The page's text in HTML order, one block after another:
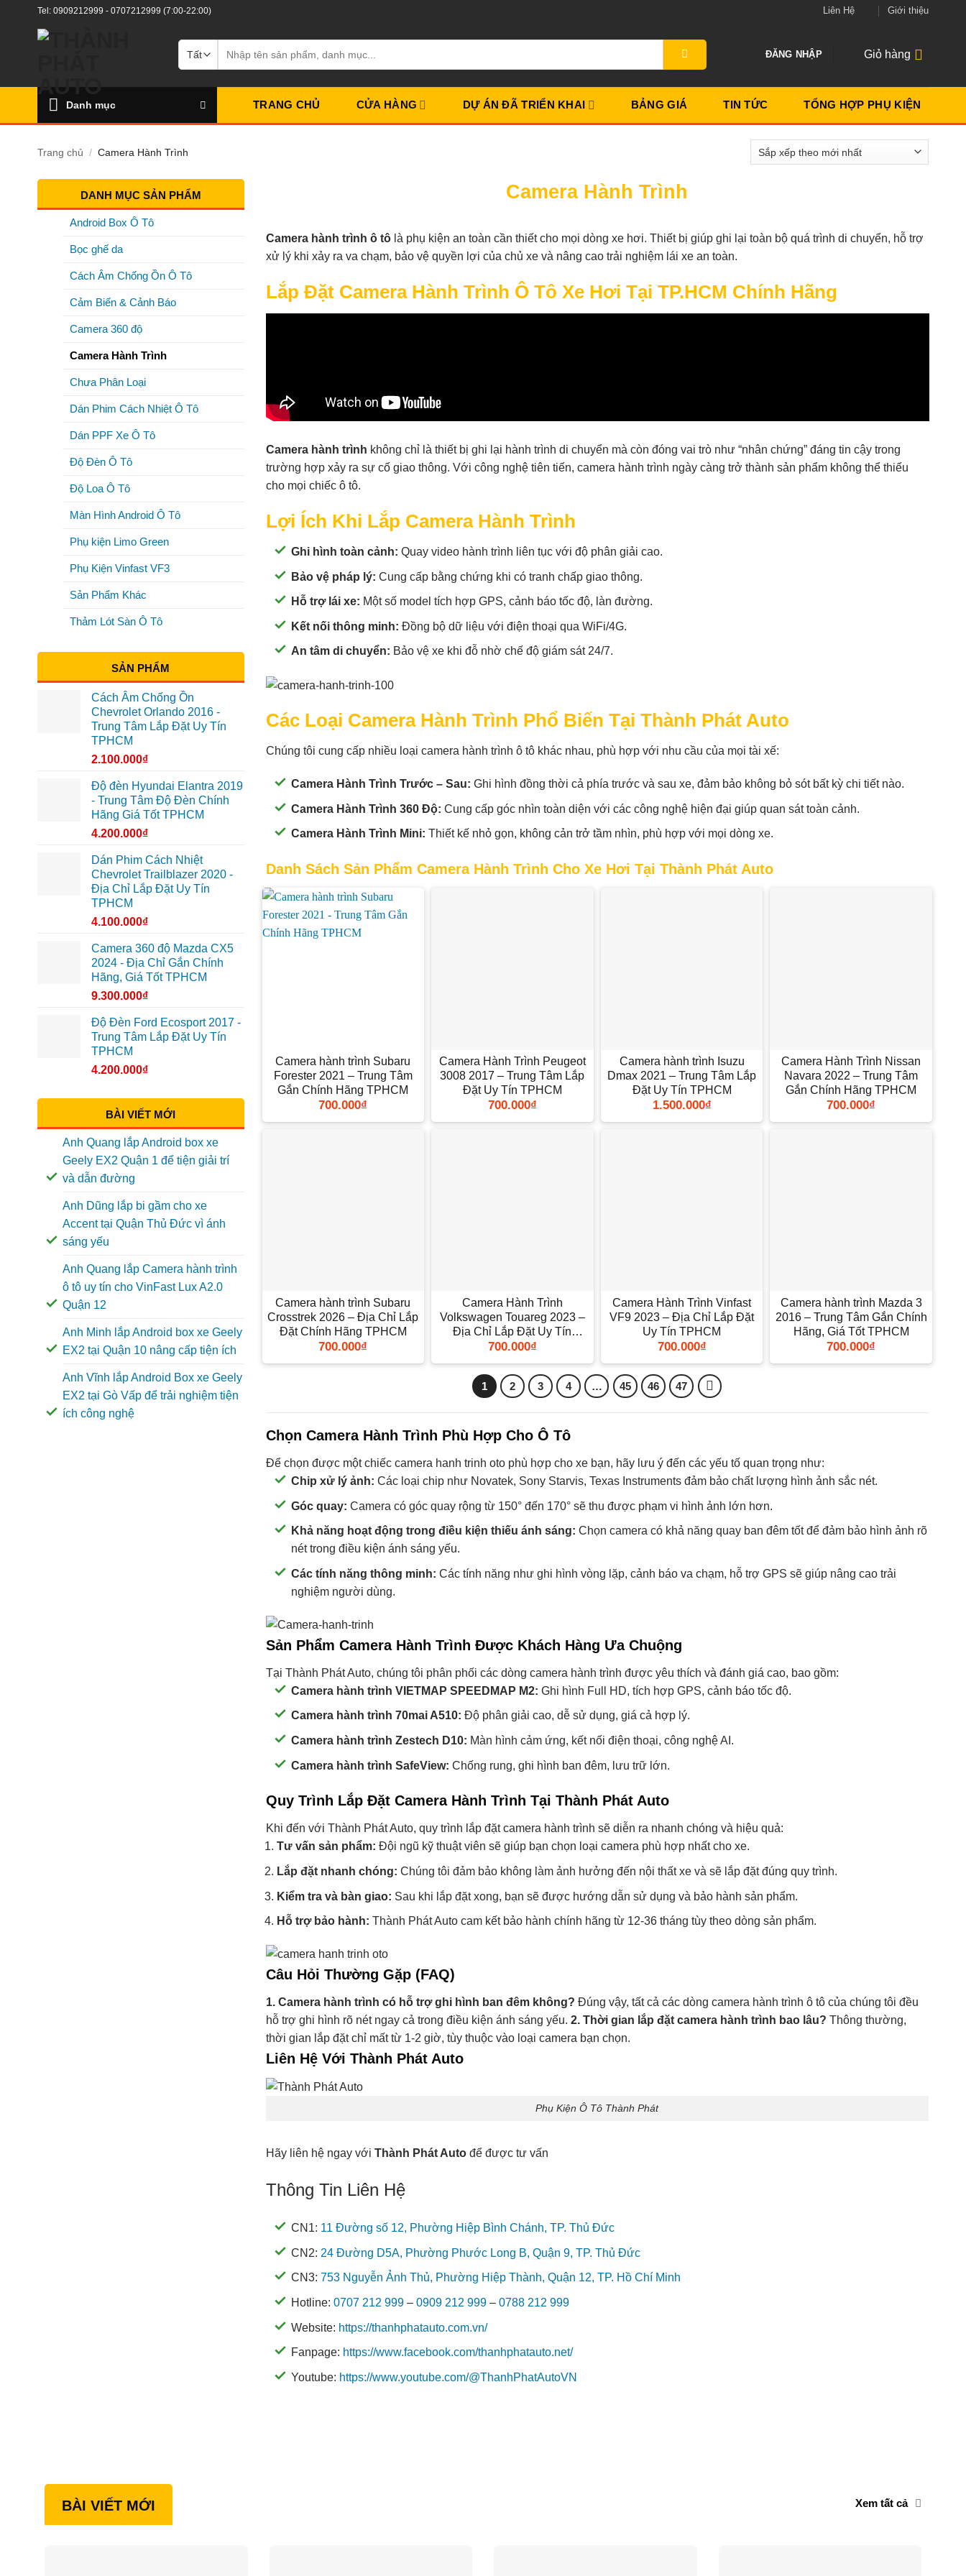
Tel: 0909212999 - 0707212999 (7:00-22:00) Liên Hệ Giới thiệu
kiếm:
ĐĂNG NHẬP Giỏ hàng
Danh mục TRANG CHỦ CỬA HÀNG DỰ ÁN ĐÃ TRIỂN KHAI BẢNG GIÁ TIN TỨC TỔNG HỢP PHỤ KIỆN
Trang chủ / Camera Hành Trình
DANH MỤC SẢN PHẨM
Android Box Ô Tô
Bọc ghế da
Cách Âm Chống Ồn Ô Tô
Cảm Biến & Cảnh Báo
Camera 360 độ
Camera Hành Trình
Chưa Phân Loại
Dán Phim Cách Nhiệt Ô Tô
Dán PPF Xe Ô Tô
Độ Đèn Ô Tô
Độ Loa Ô Tô
Màn Hình Android Ô Tô
Phụ kiện Limo Green
Phụ Kiện Vinfast VF3
Sản Phẩm Khác
Thảm Lót Sàn Ô Tô
SẢN PHẨM
Cách Âm Chống Ồn
Chevrolet Orlando 2016 -
Trung Tâm Lắp Đặt Uy Tín
TPHCM
2.100.000₫
Độ đèn Hyundai Elantra 2019
- Trung Tâm Độ Đèn Chính
Hãng Giá Tốt TPHCM
4.200.000₫
Dán Phim Cách Nhiệt
Chevrolet Trailblazer 2020 -
Địa Chỉ Lắp Đặt Uy Tín
TPHCM
4.100.000₫
Camera 360 độ Mazda CX5
2024 - Địa Chỉ Gắn Chính
Hãng, Giá Tốt TPHCM
9.300.000₫
Độ Đèn Ford Ecosport 2017 -
Trung Tâm Lắp Đặt Uy Tín
TPHCM
4.200.000₫
BÀI VIẾT MỚI
Anh Quang lắp Android box xe
Geely EX2 Quận 1 để tiện giải trí
và dẫn đường
Anh Dũng lắp bi gầm cho xe
Accent tại Quận Thủ Đức vì ánh
sáng yếu
Anh Quang lắp Camera hành trình
ô tô uy tín cho VinFast Lux A2.0
Quận 12
Anh Minh lắp Android box xe Geely
EX2 tại Quận 10 nâng cấp tiện ích
Anh Vĩnh lắp Android Box xe Geely
EX2 tại Gò Vấp để trải nghiệm tiện
ích công nghệ
Camera Hành Trình
Camera hành trình ô tôlà phụ kiện an toàn cần thiết cho mọi dòng xe hơi. Thiết bị giúp ghi lại toàn bộ quá trình di chuyển, hỗ trợ
xử lý khi xảy ra va chạm, bảo vệ quyền lợi của chủ xe và nâng cao trải nghiệm lái xe an toàn.
Lắp Đặt Camera Hành Trình Ô Tô Xe Hơi Tại TP.HCM Chính Hãng
Camera hành trình không chỉ là thiết bị ghi lại hành trình di chuyển mà còn đóng vai trò như “nhân chứng” đáng tin cậy trong
trường hợp xảy ra sự cố giao thông. Với công nghệ tiên tiến, camera hành trình ngày càng trở thành sản phẩm không thể thiếu
cho mọi chiếc ô tô.
Lợi Ích Khi Lắp Camera Hành Trình
Ghi hình toàn cảnh: Quay video hành trình liên tục với độ phân giải cao.
Bảo vệ pháp lý: Cung cấp bằng chứng khi có tranh chấp giao thông.
Hỗ trợ lái xe: Một số model tích hợp GPS, cảnh báo tốc độ, làn đường.
Kết nối thông minh: Đồng bộ dữ liệu với điện thoại qua WiFi/4G.
An tâm di chuyển: Bảo vệ xe khi đỗ nhờ chế độ giám sát 24/7.
Các Loại Camera Hành Trình Phổ Biến Tại Thành Phát Auto
Chúng tôi cung cấp nhiều loại camera hành trình ô tô khác nhau, phù hợp với nhu cầu của mọi tài xế:
Camera Hành Trình Trước – Sau: Ghi hình đồng thời cả phía trước và sau xe, đảm bảo không bỏ sót bất kỳ chi tiết nào.
Camera Hành Trình 360 Độ: Cung cấp góc nhìn toàn diện với các công nghệ hiện đại giúp quan sát toàn cảnh.
Camera Hành Trình Mini: Thiết kế nhỏ gọn, không cản trở tầm nhìn, phù hợp với mọi dòng xe.
Danh Sách Sản Phẩm Camera Hành Trình Cho Xe Hơi Tại Thành Phát Auto
Camera hành trình Subaru
Forester 2021 – Trung Tâm
Gắn Chính Hãng TPHCM
700.000₫
Camera Hành Trình Peugeot
3008 2017 – Trung Tâm Lắp
Đặt Uy Tín TPHCM
700.000₫
Camera hành trình Isuzu
Dmax 2021 – Trung Tâm Lắp
Đặt Uy Tín TPHCM
1.500.000₫
Camera Hành Trình Nissan
Navara 2022 – Trung Tâm
Gắn Chính Hãng TPHCM
700.000₫
Camera hành trình Subaru
Crosstrek 2026 – Địa Chỉ Lắp
Đặt Chính Hãng TPHCM
700.000₫
Camera Hành Trình
Volkswagen Touareg 2023 –
Địa Chỉ Lắp Đặt Uy Tín
TPHCM
700.000₫
Camera Hành Trình Vinfast
VF9 2023 – Địa Chỉ Lắp Đặt
Uy Tín TPHCM
700.000₫
Camera hành trình Mazda 3
2016 – Trung Tâm Gắn Chính
Hãng, Giá Tốt TPHCM
700.000₫
1 2 3 4 … 45 46 47
Chọn Camera Hành Trình Phù Hợp Cho Ô Tô
Để chọn được một chiếc camera hanh trinh oto phù hợp cho xe bạn, hãy lưu ý đến các yếu tố quan trọng như:
Chip xử lý ảnh: Các loại chip như Novatek, Sony Starvis, Texas Instruments đảm bảo chất lượng hình ảnh sắc nét.
Góc quay: Camera có góc quay rộng từ 150° đến 170° sẽ thu được phạm vi hình ảnh lớn hơn.
Khả năng hoạt động trong điều kiện thiếu ánh sáng: Chọn camera có khả năng quay ban đêm tốt để đảm bảo hình ảnh rõ
nét trong điều kiện ánh sáng yếu.
Các tính năng thông minh: Các tính năng như ghi hình vòng lặp, cảnh báo va chạm, hỗ trợ GPS sẽ giúp nâng cao trải
nghiệm người dùng.
Sản Phẩm Camera Hành Trình Được Khách Hàng Ưa Chuộng
Tại Thành Phát Auto, chúng tôi phân phối các dòng camera hành trình được yêu thích và đánh giá cao, bao gồm:
Camera hành trình VIETMAP SPEEDMAP M2: Ghi hình Full HD, tích hợp GPS, cảnh báo tốc độ.
Camera hành trình 70mai A510: Độ phân giải cao, dễ sử dụng, giá cả hợp lý.
Camera hành trình Zestech D10: Màn hình cảm ứng, kết nối điện thoại, công nghệ AI.
Camera hành trình SafeView: Chống rung, ghi hình ban đêm, lưu trữ lớn.
Quy Trình Lắp Đặt Camera Hành Trình Tại Thành Phát Auto
Khi đến với Thành Phát Auto, quy trình lắp đặt camera hành trình sẽ diễn ra nhanh chóng và hiệu quả:
Tư vấn sản phẩm: Đội ngũ kỹ thuật viên sẽ giúp bạn chọn loại camera phù hợp nhất cho xe.
Lắp đặt nhanh chóng: Chúng tôi đảm bảo không làm ảnh hưởng đến nội thất xe và sẽ lắp đặt đúng quy trình.
Kiểm tra và bàn giao: Sau khi lắp đặt xong, bạn sẽ được hướng dẫn sử dụng và bảo hành sản phẩm.
Hỗ trợ bảo hành: Thành Phát Auto cam kết bảo hành chính hãng từ 12-36 tháng tùy theo dòng sản phẩm.
Câu Hỏi Thường Gặp (FAQ)
1. Camera hành trình có hỗ trợ ghi hình ban đêm không? Đúng vậy, tất cả các dòng camera hành trình ô tô của chúng tôi đều
hỗ trợ ghi hình rõ nét ngay cả trong điều kiện ánh sáng yếu. 2. Thời gian lắp đặt camera hành trình bao lâu? Thông thường,
thời gian lắp đặt chỉ mất từ 1-2 giờ, tùy thuộc vào loại camera bạn chọn.
Liên Hệ Với Thành Phát Auto
Phụ Kiện Ô Tô Thành Phát
Hãy liên hệ ngay với Thành Phát Autođể được tư vấn
Thông Tin Liên Hệ
CN1: 11 Đường số 12, Phường Hiệp Bình Chánh, TP. Thủ Đức
CN2: 24 Đường D5A, Phường Phước Long B, Quận 9, TP. Thủ Đức
CN3: 753 Nguyễn Ảnh Thủ, Phường Hiệp Thành, Quận 12, TP. Hồ Chí Minh
Hotline: 0707 212 999– 0909 212 999– 0788 212 999
Website: https://thanhphatauto.com.vn/
Fanpage: https://www.facebook.com/thanhphatauto.net/
Youtube: https://www.youtube.com/@ThanhPhatAutoVN
BÀI VIẾT MỚI Xem tất cả